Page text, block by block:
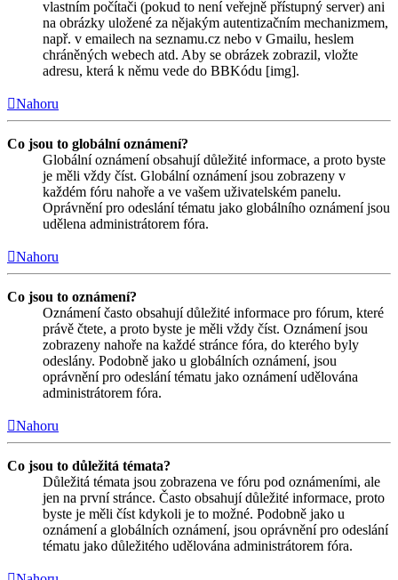
vlastním počítači (pokud to není veřejně přístupný server) ani
na obrázky uložené za nějakým autentizačním mechanizmem,
např. v emailech na seznamu.cz nebo v Gmailu, heslem
chráněných webech atd. Aby se obrázek zobrazil, vložte
adresu, která k němu vede do BBKódu [img].
Nahoru
Co jsou to globální oznámení?
Globální oznámení obsahují důležité informace, a proto byste
je měli vždy číst. Globální oznámení jsou zobrazeny v
každém fóru nahoře a ve vašem uživatelském panelu.
Oprávnění pro odeslání tématu jako globálního oznámení jsou
udělena administrátorem fóra.
Nahoru
Co jsou to oznámení?
Oznámení často obsahují důležité informace pro fórum, které
právě čtete, a proto byste je měli vždy číst. Oznámení jsou
zobrazeny nahoře na každé stránce fóra, do kterého byly
odeslány. Podobně jako u globálních oznámení, jsou
oprávnění pro odeslání tématu jako oznámení udělována
administrátorem fóra.
Nahoru
Co jsou to důležitá témata?
Důležitá témata jsou zobrazena ve fóru pod oznámeními, ale
jen na první stránce. Často obsahují důležité informace, proto
byste je měli číst kdykoli je to možné. Podobně jako u
oznámení a globálních oznámení, jsou oprávnění pro odeslání
tématu jako důležitého udělována administrátorem fóra.